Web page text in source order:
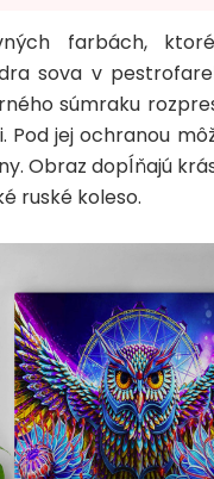
farbách,
sova v
súmraku
Pod jej ochranou
Obraz dopĺňajú
ruské koleso.